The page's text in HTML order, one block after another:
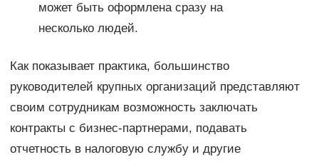
может быть оформлена сразу на
несколько людей.
Как показывает практика, большинство
руководителей крупных организаций представляют
своим сотрудникам возможность заключать
контракты с бизнес-партнерами, подавать
отчетность в налоговую службу и другие